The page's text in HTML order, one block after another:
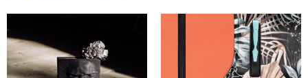
Interval
de
prețuri:
lei430,00
până
la